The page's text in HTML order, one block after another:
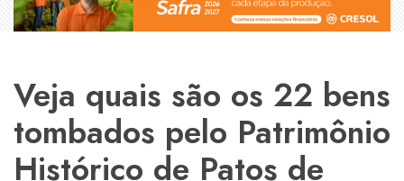
Veja quais são os 22 bens
tombados pelo Patrimônio
Histórico de Patos de